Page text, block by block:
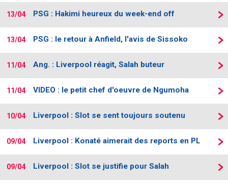
13/04 PSG : Hakimi heureux du week-end off
13/04 PSG : le retour à Anfield, l'avis de Sissoko
11/04 Ang. : Liverpool réagit, Salah buteur
11/04 VIDEO : le petit chef d'oeuvre de Ngumoha
10/04 Liverpool : Slot se sent toujours soutenu
09/04 Liverpool : Konaté aimerait des reports en PL
09/04 Liverpool : Slot se justifie pour Salah